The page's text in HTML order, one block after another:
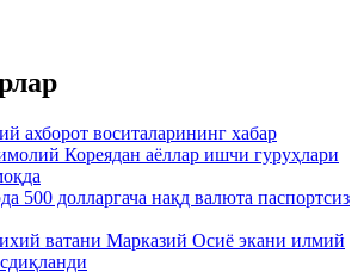
ахборот воситаларининг хабар
Кореядан аёллар ишчи гуруҳлари
500 долларгача нақд валюта паспортсиз
ватани Марказий Осиё экани илмий